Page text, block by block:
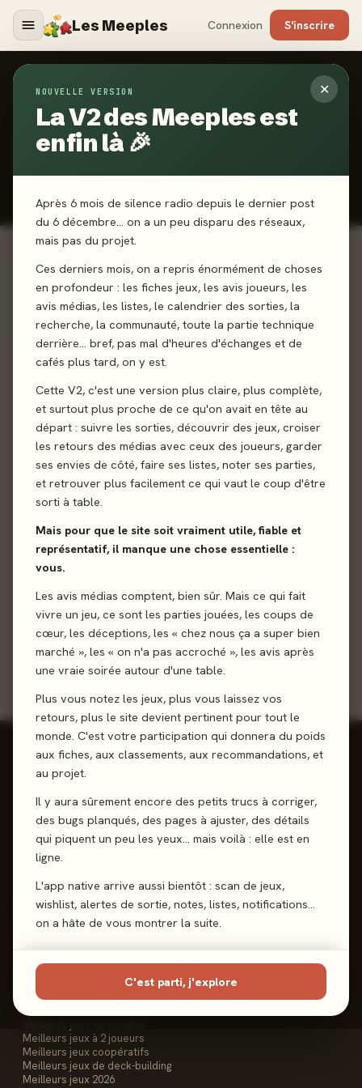
Les Meeples Connexion S'inscrire
✕
NOUVELLE VERSION
La V2 des Meeples est
enfin là 🎉
Après 6 mois de silence radio depuis le dernier post
du 6 décembre… on a un peu disparu des réseaux,
mais pas du projet.
Ces derniers mois, on a repris énormément de choses
en profondeur : les fiches jeux, les avis joueurs, les
avis médias, les listes, le calendrier des sorties, la
recherche, la communauté, toute la partie technique
derrière… bref, pas mal d'heures d'échanges et de
cafés plus tard, on y est.
Cette V2, c'est une version plus claire, plus complète,
et surtout plus proche de ce qu'on avait en tête au
départ : suivre les sorties, découvrir des jeux, croiser
les retours des médias avec ceux des joueurs, garder
ses envies de côté, faire ses listes, noter ses parties,
et retrouver plus facilement ce qui vaut le coup d'être
sorti à table.
Mais pour que le site soit vraiment utile, fiable et
représentatif, il manque une chose essentielle :
vous.
Les avis médias comptent, bien sûr. Mais ce qui fait
vivre un jeu, ce sont les parties jouées, les coups de
cœur, les déceptions, les « chez nous ça a super bien
marché », les « on n'a pas accroché », les avis après
une vraie soirée autour d'une table.
Plus vous notez les jeux, plus vous laissez vos
retours, plus le site devient pertinent pour tout le
monde. C'est votre participation qui donnera du poids
aux fiches, aux classements, aux recommandations, et
au projet.
Il y aura sûrement encore des petits trucs à corriger,
des bugs planqués, des pages à ajuster, des détails
qui piquent un peu les yeux… mais voilà : elle est en
ligne.
L'app native arrive aussi bientôt : scan de jeux,
wishlist, alertes de sortie, notes, listes, notifications…
on a hâte de vous montrer la suite.
C'est parti, j'explore
CLASSEMENT COMMUNAUTAIRE
Top 2024
Les Meeples choisissent les meilleurs jeux de 2024
📊 Classement dynamique, calculé à partir des votes des joueurs.
1 Harmonies
Libellud · 19 votes
93%
2 KYF edition · 8 votes
97%
3 Captain Flip
PlayPunk · 7 votes
98%
4 Kutná Hora 94%
5 Château Combo
Catch Up Games · 6 votes
98%
Reviews, Avis & Tendances
Jeux de Société
Les Meeples
Contact
FAQ
Les Classements
Meilleurs jeux à 2 joueurs
Meilleurs jeux coopératifs
Meilleurs jeux de deck-building
Meilleurs jeux 2026